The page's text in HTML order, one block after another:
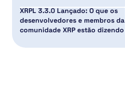
XRPL 3.3.0 Lançado: O que os
desenvolvedores e membros da
comunidade XRP estão dizendo